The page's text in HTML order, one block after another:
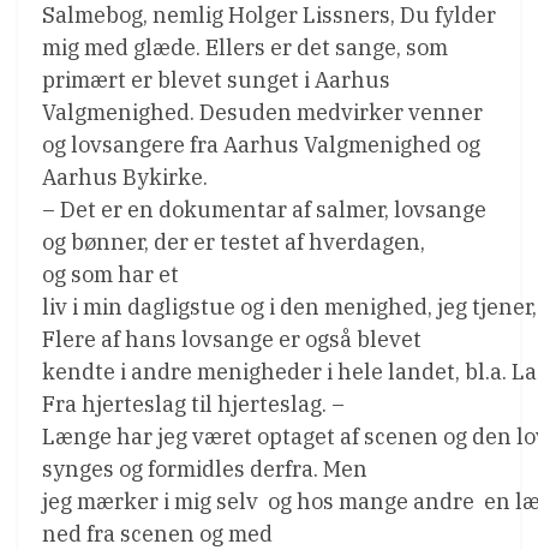
Salmebog, nemlig Holger Lissners, Du fylder
mig med glæde. Ellers er det sange, som
primært er blevet sunget i Aarhus
Valgmenighed. Desuden medvirker venner
og lovsangere fra Aarhus Valgmenighed og
Aarhus Bykirke.
– Det er en dokumentar af salmer, lovsange
og bønner, der er testet af hverdagen,
og som har et
liv i min dagligstue og i den menighed, jeg
Flere af hans lovsange er også blevet
kendte i andre menigheder i hele landet, bl.a.
Fra hjerteslag til hjerteslag. –
Længe har jeg været optaget af scenen og den
synges og formidles derfra. Men
jeg mærker i mig selv  og hos mange andre 
ned fra scenen og med